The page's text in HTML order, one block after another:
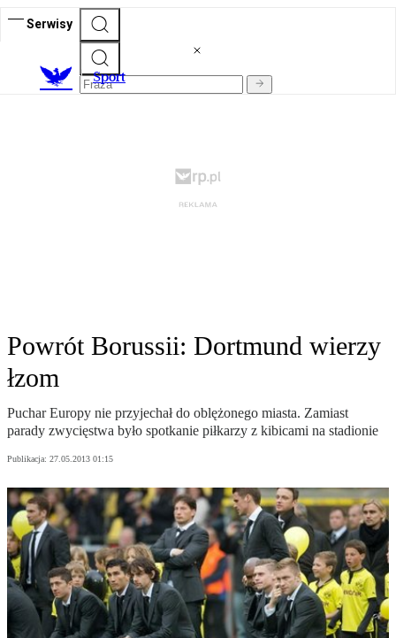
Serwisy
Sport
Powrót Borussii: Dortmund wierzy
łzom
Puchar Europy nie przyjechał do oblężonego miasta. Zamiast
parady zwycięstwa było spotkanie piłkarzy z kibicami na stadionie
Publikacja: 27.05.2013 01:15